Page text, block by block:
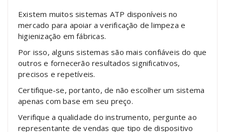
Existem muitos sistemas ATP disponíveis no
mercado para apoiar a verificação de limpeza e
higienização em fábricas.
Por isso, alguns sistemas são mais confiáveis ​​do que
outros e fornecerão resultados significativos,
precisos e repetíveis.
Certifique-se, portanto, de não escolher um sistema
apenas com base em seu preço.
Verifique a qualidade do instrumento, pergunte ao
representante de vendas que tipo de dispositivo